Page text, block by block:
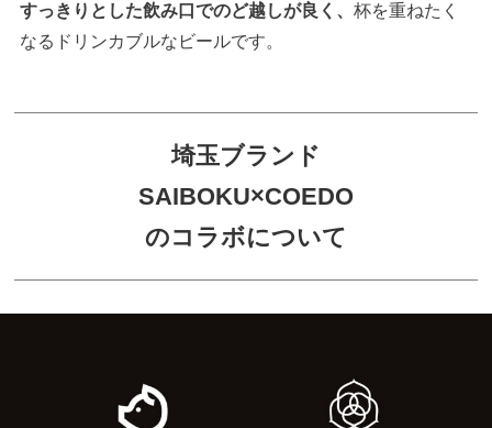
すっきりとした飲み口でのど越しが良く、 杯を重ねたく
なるドリンカブルなビールです。
埼玉ブランド
SAIBOKU×COEDO
のコラボについて